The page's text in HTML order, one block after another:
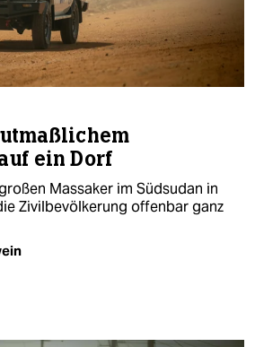
ein Dorf
Massaker im Südsudan in
Zivilbevölkerung offenbar ganz